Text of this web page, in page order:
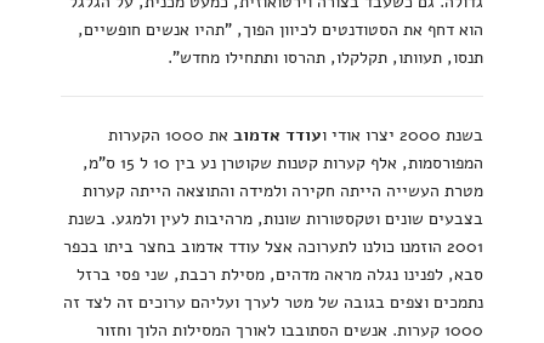
הוא דחף את הסטודנטים לכיוון הפוך, "תהיו אנשים חופשיים,
תנסו, תעוותו, תקלקלו, תהרסו ותתחילו מחדש".
בשנת 2000 יצרו אודי ו עודד אדמוב
את 1000 הקערות
המפורסמות, אלף קערות קטנות שקוטרן נע בין 10 ל 15 ס"מ,
מטרת העשייה הייתה חקירה ולמידה והתוצאה הייתה קערות
בצבעים שונים וטקסטורות שונות, מרהיבות לעין ולמגע. בשנת
2001 הוזמנו כולנו לתערוכה אצל עודד אדמוב בחצר ביתו בכפר
סבא, לפנינו נגלה מראה מדהים, מסילת רכבת, שני פסי ברזל
נתמכים וצפים בגובה של מטר לערך ועליהם ערוכים זה לצד זה
1000 קערות. אנשים הסתובבו לאורך המסילות הלוך וחזור